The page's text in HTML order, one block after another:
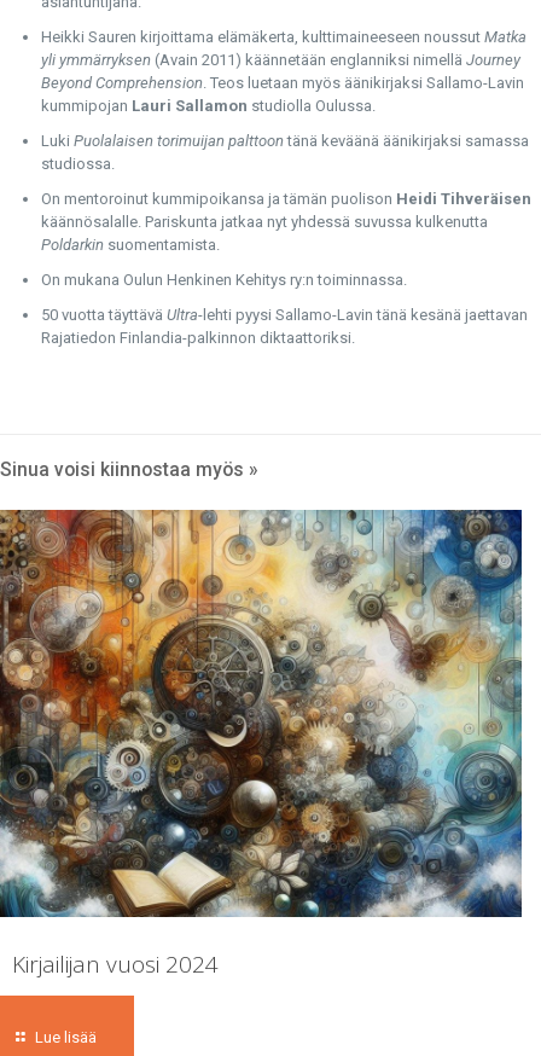
Heikki Sauren kirjoittama elämäkerta, kulttimaineeseen noussutMatka
yli ymmärryksen (Avain 2011) käännetään englanniksi nimelläJourney
Beyond Comprehension . Teos luetaan myös äänikirjaksi Sallamo-Lavin
kummipojan Lauri Sallamon studiolla Oulussa.
LukiPuolalaisen torimuijan palttoontänä keväänä äänikirjaksi samassa
studiossa.
On mentoroinut kummipoikansa ja tämän puolison Heidi Tihveräisen
käännösalalle. Pariskunta jatkaa nyt yhdessä suvussa kulkenutta
Poldarkin suomentamista.
On mukana Oulun Henkinen Kehitys ry:n toiminnassa.
50 vuotta täyttävä Ultra-lehti pyysi Sallamo-Lavin tänä kesänä jaettavan
Rajatiedon Finlandia-palkinnon diktaattoriksi.
Sinua voisi kiinnostaa myös »
Kirjailijan vuosi 2024
Lue lisää